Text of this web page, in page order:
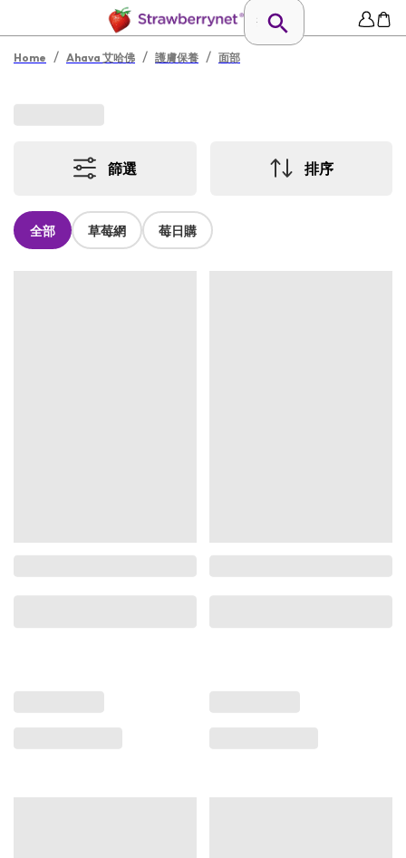
Home / Ahava 艾哈佛 / 護膚保養 / 面部
篩選 排序
全部 草莓網 莓日購